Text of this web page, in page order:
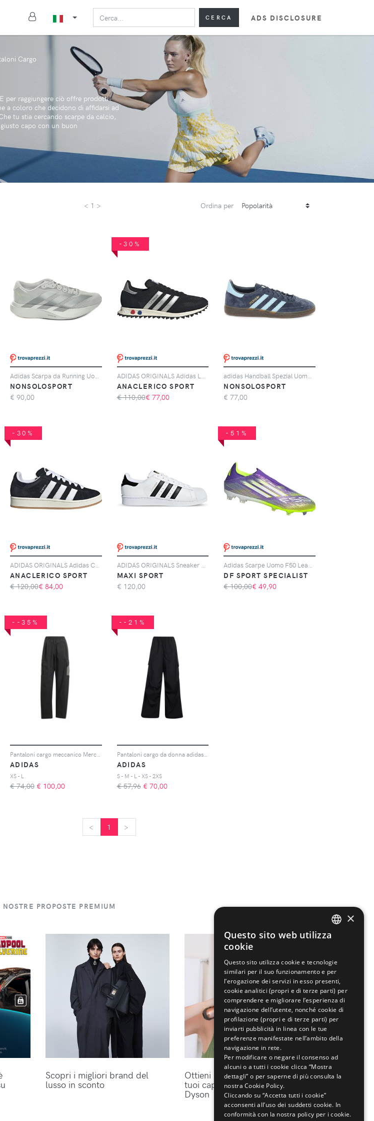
CERCA ADS DISCLOSURE
Cargo
per raggiungere ciò offre prodotti
a coloro che decidono di affidarsi ad
tu stia cercando scarpe da calcio,
capo con un buon
< 1 > Ordina per
Adidas Scarpa da Running Uomo Adidas Adizero Evo SL Grigio Argento
NONSOLOSPORT
€ 90,00
-30%
ANACLERICO SPORT
€ 110,00€ 77,00
NONSOLOSPORT
€77,00
-30%
ADIDAS ORIGINALS Adidas Campus 00s, Nero
ANACLERICO SPORT
€ 120,00€ 84,00
MAXI SPORT
€ 120,00
-51%
DF SPORT SPECIALIST
€ 100,00€49,90
--35%
Pantaloni cargo meccanico Mercedes donna adidas AMG Petronas Formula One Team
ADIDAS
XS - L
€ 74,00 € 100,00
--21%
Pantaloni cargo da donna adidas City Tech
ADIDAS
S - M - L - XS - 2XS
€ 57,96 € 70,00
< 1 >
PROPOSTE PREMIUM
Scopri i migliori brand del
lusso in sconto
Ottieni lo styling perfetto per i
tuoi capelli con gli accessori
Dyson
×
Questo sito web utilizza
cookie
Questo sito utilizza cookie e tecnologie
similari per il suo funzionamento e per
l’erogazione dei servizi in esso presenti,
cookie analitici (propri e di terze parti) per
comprendere e migliorare l’esperienza di
navigazione dell’utente, nonché cookie di
profilazione (propri e di terze parti) per
inviarti pubblicità in linea con le tue
preferenze manifestate nell’ambito della
navigazione in rete.
Per modificare o negare il consenso ad
alcuni o a tutti i cookie clicca “Mostra
dettagli” o per saperne di più consulta la
nostra Cookie Policy.
Cliccando su “Accetta tutti i cookie”
acconsenti all’uso dei suddetti cookie. In
conformità con la nostra policy per i cookie.